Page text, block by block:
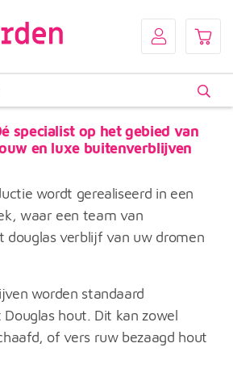
specialist op het gebied van
en luxe buitenverblijven
wordt gerealiseerd in een
waar een team van
douglas verblijf van uw dromen
worden standaard
hout. Dit kan zowel
of vers ruw bezaagd hout